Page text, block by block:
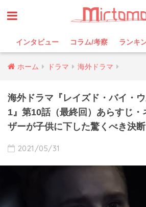
インタビュー コラム/考察 ランキ
ホーム ドラマ 海外ドラマ
海外ドラマ『レイズド・バイ・
1』第10話（最終回）あらすじ・
ザーが子供に下した驚くべき決
2021/05/31